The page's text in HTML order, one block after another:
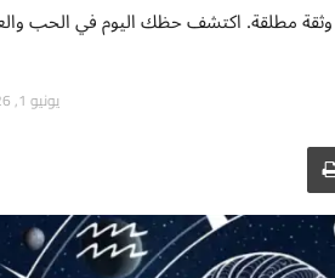
2 يونيو 2026 تمنحك طاقة متجددة وثقة مطلقة. اكتشف حظك اليوم في
يونيو 1, 2026 - 23:19